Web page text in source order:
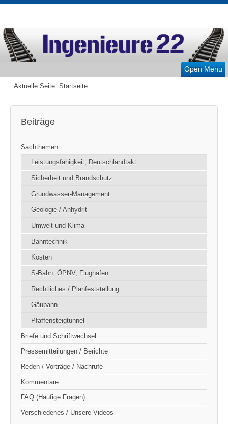
Open Menu
Aktuelle Seite: Startseite
Beiträge
Sachthemen
Leistungsfähigkeit, Deutschlandtakt
Sicherheit und Brandschutz
Grundwasser-Management
Geologie / Anhydrit
Umwelt und Klima
Bahntechnik
Kosten
S-Bahn, ÖPNV, Flughafen
Rechtliches / Planfeststellung
Gäubahn
Pfaffensteigtunnel
Briefe und Schriftwechsel
Pressemitteilungen / Berichte
Reden / Vorträge / Nachrufe
Kommentare
FAQ (Häufige Fragen)
Verschiedenes / Unsere Videos